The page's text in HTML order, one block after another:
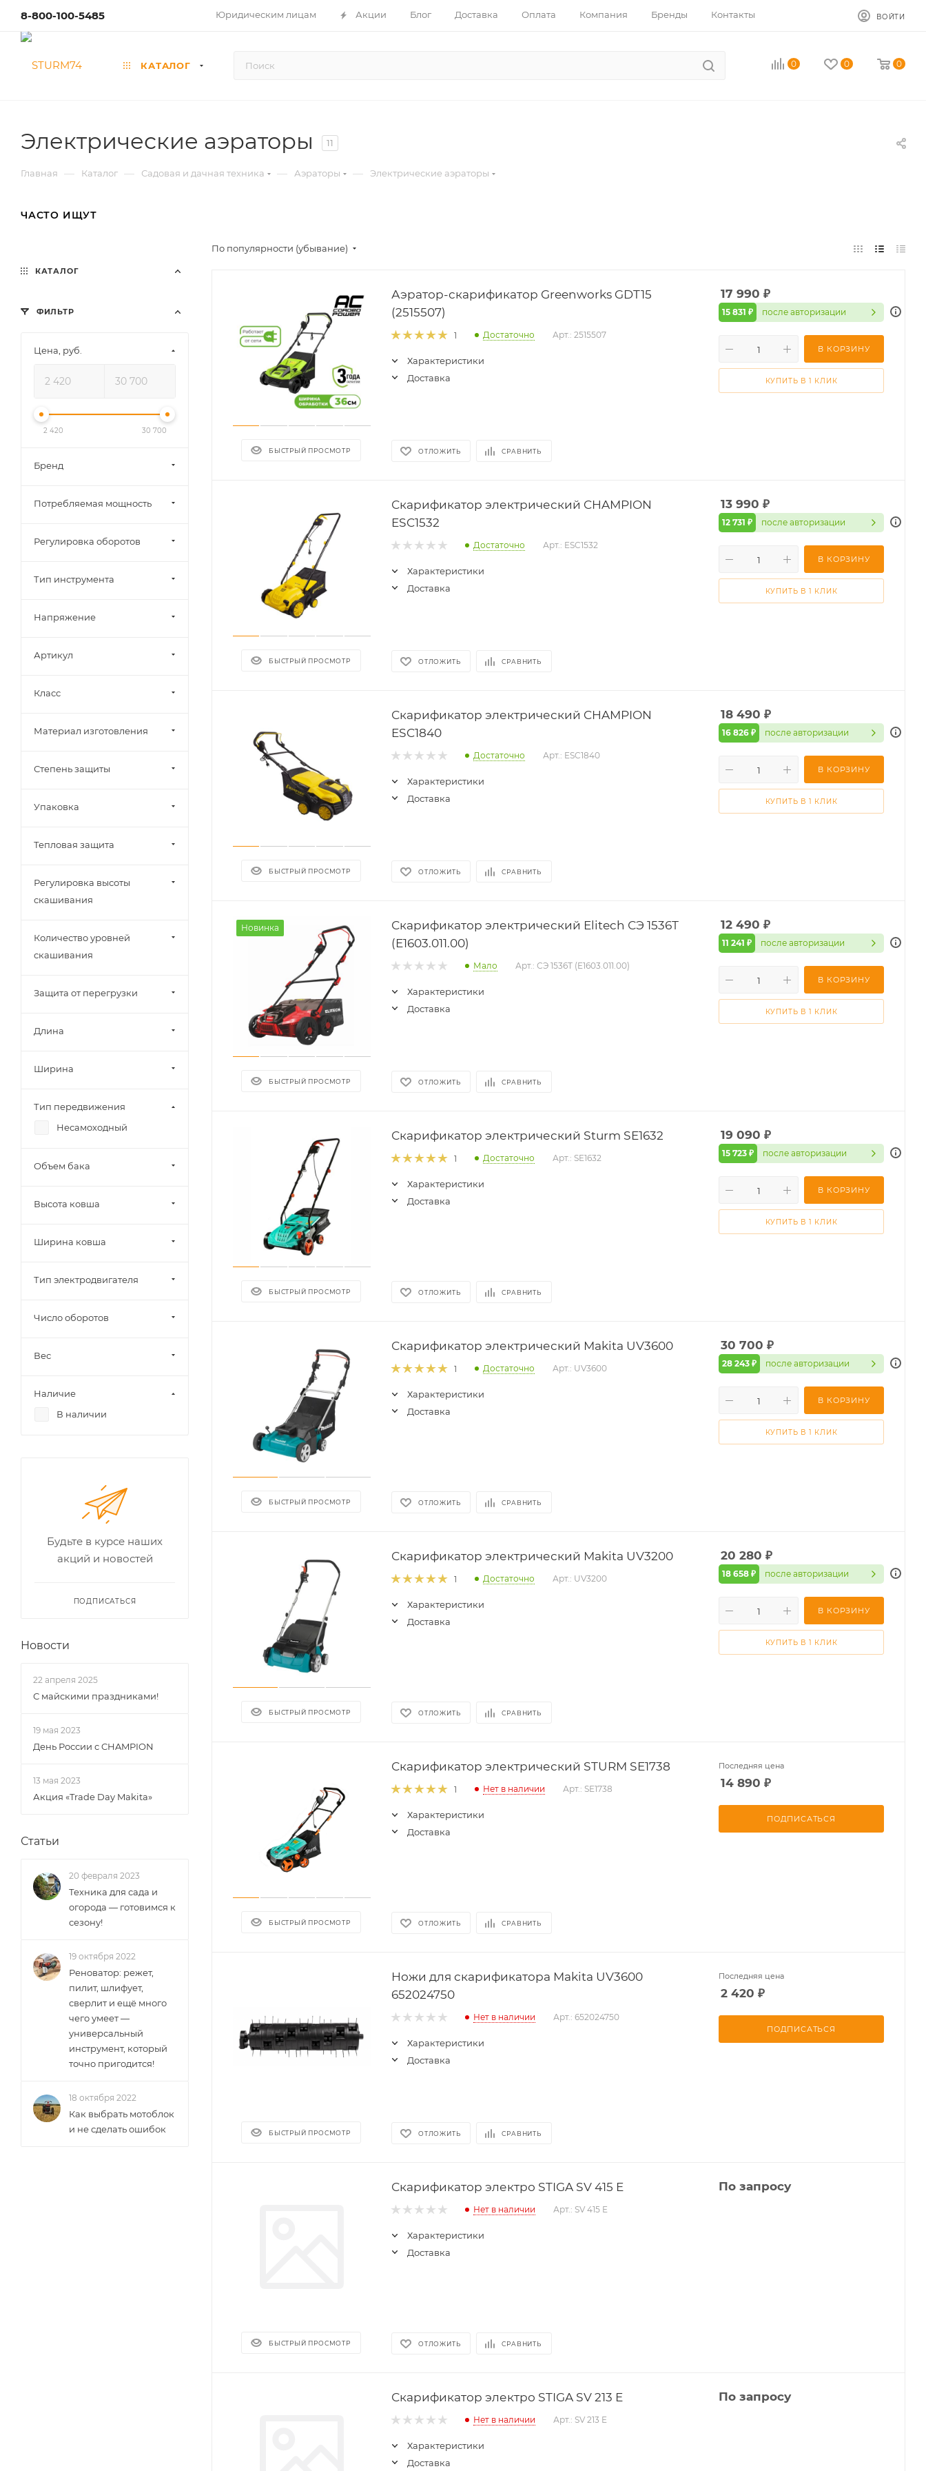
8-800-100-5485 Юридическим лицам Акции Блог Доставка Оплата Компания Бренды Контакты ВОЙТИ
КАТАЛОГ 0 0 0
Электрические аэраторы 11
Главная — Каталог — Садовая и дачная техника — Аэраторы — Электрические аэраторы
ЧАСТО ИЩУТ
По популярности (убывание)
БЫСТРЫЙ ПРОСМОТР
Аэратор-скарификатор Greenworks GDT15
(2515507)
1 Достаточно Арт.: 2515507
Характеристики
Доставка
ОТЛОЖИТЬ СРАВНИТЬ
17 990 ₽
15 831 ₽ после авторизации
В КОРЗИНУ
КУПИТЬ В 1 КЛИК
БЫСТРЫЙ ПРОСМОТР
Скарификатор электрический CHAMPION
ESC1532
Достаточно Арт.: ESC1532
Характеристики
Доставка
ОТЛОЖИТЬ СРАВНИТЬ
13 990 ₽
12 731 ₽ после авторизации
В КОРЗИНУ
КУПИТЬ В 1 КЛИК
БЫСТРЫЙ ПРОСМОТР
Скарификатор электрический CHAMPION
ESC1840
Достаточно Арт.: ESC1840
Характеристики
Доставка
ОТЛОЖИТЬ СРАВНИТЬ
18 490 ₽
16 826 ₽ после авторизации
В КОРЗИНУ
КУПИТЬ В 1 КЛИК
Новинка
БЫСТРЫЙ ПРОСМОТР
Скарификатор электрический Elitech СЭ 1536Т
(E1603.011.00)
Мало Арт.: СЭ 1536Т (E1603.011.00)
Характеристики
Доставка
ОТЛОЖИТЬ СРАВНИТЬ
12 490 ₽
11 241 ₽ после авторизации
В КОРЗИНУ
КУПИТЬ В 1 КЛИК
БЫСТРЫЙ ПРОСМОТР
Скарификатор электрический Sturm SE1632
1 Достаточно Арт.: SE1632
Характеристики
Доставка
ОТЛОЖИТЬ СРАВНИТЬ
19 090 ₽
15 723 ₽ после авторизации
В КОРЗИНУ
КУПИТЬ В 1 КЛИК
БЫСТРЫЙ ПРОСМОТР
Скарификатор электрический Makita UV3600
1 Достаточно Арт.: UV3600
Характеристики
Доставка
ОТЛОЖИТЬ СРАВНИТЬ
30 700 ₽
28 243 ₽ после авторизации
В КОРЗИНУ
КУПИТЬ В 1 КЛИК
БЫСТРЫЙ ПРОСМОТР
Скарификатор электрический Makita UV3200
1 Достаточно Арт.: UV3200
Характеристики
Доставка
ОТЛОЖИТЬ СРАВНИТЬ
20 280 ₽
18 658 ₽ после авторизации
В КОРЗИНУ
КУПИТЬ В 1 КЛИК
БЫСТРЫЙ ПРОСМОТР
Скарификатор электрический STURM SE1738
1 Нет в наличии Арт.: SE1738
Характеристики
Доставка
ОТЛОЖИТЬ СРАВНИТЬ
Последняя цена
14 890 ₽
ПОДПИСАТЬСЯ
БЫСТРЫЙ ПРОСМОТР
Ножи для скарификатора Makita UV3600
652024750
Нет в наличии Арт.: 652024750
Характеристики
Доставка
ОТЛОЖИТЬ СРАВНИТЬ
Последняя цена
2 420 ₽
ПОДПИСАТЬСЯ
БЫСТРЫЙ ПРОСМОТР
Скарификатор электро STIGA SV 415 E
Нет в наличии Арт.: SV 415 E
Характеристики
Доставка
ОТЛОЖИТЬ СРАВНИТЬ
По запросу
Скарификатор электро STIGA SV 213 E
Нет в наличии Арт.: SV 213 E
Характеристики
Доставка
По запросу
КАТАЛОГ
ФИЛЬТР
Цена, руб.
2 420 30 700
Бренд
Потребляемая мощность
Регулировка оборотов
Тип инструмента
Напряжение
Артикул
Класс
Материал изготовления
Степень защиты
Упаковка
Тепловая защита
Регулировка высоты
скашивания
Количество уровней
скашивания
Защита от перегрузки
Длина
Ширина
Тип передвижения
Несамоходный
Объем бака
Высота ковша
Ширина ковша
Тип электродвигателя
Число оборотов
Вес
Наличие
В наличии
Будьте в курсе наших
акций и новостей
ПОДПИСАТЬСЯ
Новости
22 апреля 2025
С майскими праздниками!
19 мая 2023
День России с CHAMPION
13 мая 2023
Акция «Trade Day Makita»
Статьи
20 февраля 2023
Техника для сада и
огорода — готовимся к
сезону!
19 октября 2022
Реноватор: режет,
пилит, шлифует,
сверлит и ещё много
чего умеет —
универсальный
инструмент, который
точно пригодится!
18 октября 2022
Как выбрать мотоблок
и не сделать ошибок